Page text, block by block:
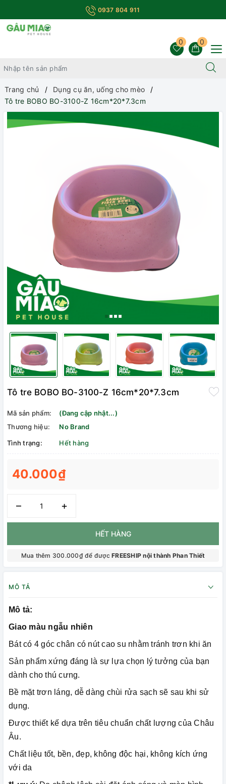
0937 804 911
0
0
Trang chủ
Dụng cụ ăn, uống cho mèo
Tô tre BOBO BO-3100-Z 16cm*20*7.3cm
Tô tre BOBO BO-3100-Z 16cm*20*7.3cm
Mã sản phẩm:
(Đang cập nhật...)
Thương hiệu:
No Brand
Tình trạng:
Hết hàng
40.000₫
– +
HẾT HÀNG
Mua thêm 300.000₫ để đượcFREESHIP nội thành Phan Thiết
MÔ TẢ
Mô tả:
Giao màu ngẫu nhiên
Bát có 4 góc chân có nút cao su nhằm tránh trơn khi ăn
Sản phẩm xứng đáng là sự lựa chọn lý tưởng của bạn
dành cho thú cưng.
Bề mặt trơn láng, dễ dàng chùi rửa sạch sẽ sau khi sử
dụng.
Được thiết kế dựa trên tiêu chuẩn chất lượng của Châu
Âu.
Chất liệu tốt, bền, đẹp, không độc hại, không kích ứng
với da